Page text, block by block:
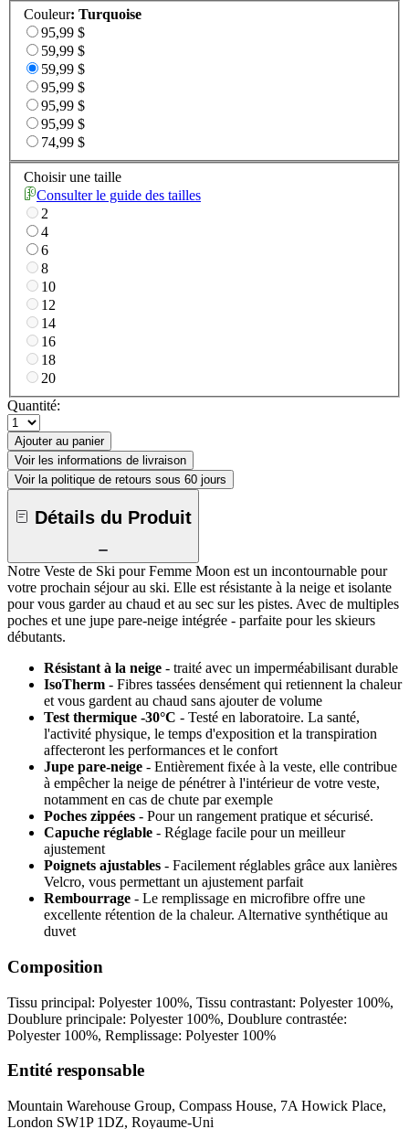
Couleur: Turquoise
95,99 $
59,99 $
59,99 $
95,99 $
95,99 $
95,99 $
74,99 $
Choisir une taille
Consulter le guide des tailles
2
4
6
8
10
12
14
16
18
20
Quantité:
Ajouter au panier
Voir les informations de livraison
Voir la politique de retours sous 60 jours
Détails du Produit
Notre Veste de Ski pour Femme Moon est un incontournable pour
votre prochain séjour au ski. Elle est résistante à la neige et isolante
pour vous garder au chaud et au sec sur les pistes. Avec de multiples
poches et une jupe pare-neige intégrée - parfaite pour les skieurs
débutants.
Résistant à la neige - traité avec un imperméabilisant durable
IsoTherm - Fibres tassées densément qui retiennent la chaleur
et vous gardent au chaud sans ajouter de volume
Test thermique -30°C - Testé en laboratoire. La santé,
l'activité physique, le temps d'exposition et la transpiration
affecteront les performances et le confort
Jupe pare-neige - Entièrement fixée à la veste, elle contribue
à empêcher la neige de pénétrer à l'intérieur de votre veste,
notamment en cas de chute par exemple
Poches zippées - Pour un rangement pratique et sécurisé.
Capuche réglable - Réglage facile pour un meilleur
ajustement
Poignets ajustables - Facilement réglables grâce aux lanières
Velcro, vous permettant un ajustement parfait
Rembourrage - Le remplissage en microfibre offre une
excellente rétention de la chaleur. Alternative synthétique au
duvet
Composition
Tissu principal: Polyester 100%, Tissu contrastant: Polyester 100%,
Doublure principale: Polyester 100%, Doublure contrastée:
Polyester 100%, Remplissage: Polyester 100%
Entité responsable
Mountain Warehouse Group, Compass House, 7A Howick Place,
London SW1P 1DZ, Royaume-Uni